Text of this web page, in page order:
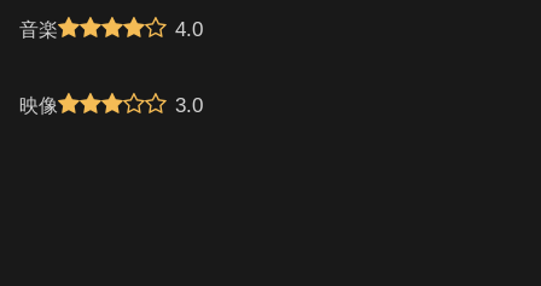
音楽 4.0
映像 3.0